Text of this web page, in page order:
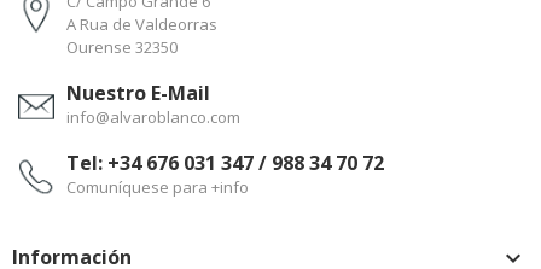
A Rua de Valdeorras
Ourense 32350
Nuestro E-Mail
info@alvaroblanco.com
Tel: +34 676 031 347 / 988 34 70 72
Comuníquese para +info
Información 